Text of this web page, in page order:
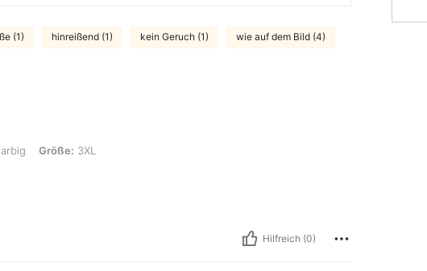
(1) hinreißend (1) kein Geruch (1) wie auf dem Bild (4)
3XLGröße: 3XL
Hilfreich (0)